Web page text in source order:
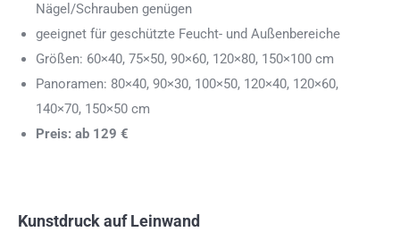
Nägel/Schrauben genügen
geeignet für geschützte Feucht- und Außenbereiche
Größen: 60×40, 75×50, 90×60, 120×80, 150×100 cm
Panoramen: 80×40, 90×30, 100×50, 120×40, 120×60,
140×70, 150×50 cm
Preis: ab 129 €
Kunstdruck auf Leinwand